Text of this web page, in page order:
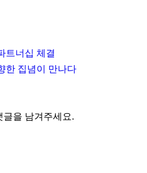
트너십 체결
한 집념이 만나다
글을 남겨주세요.